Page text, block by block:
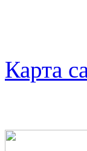
Карта